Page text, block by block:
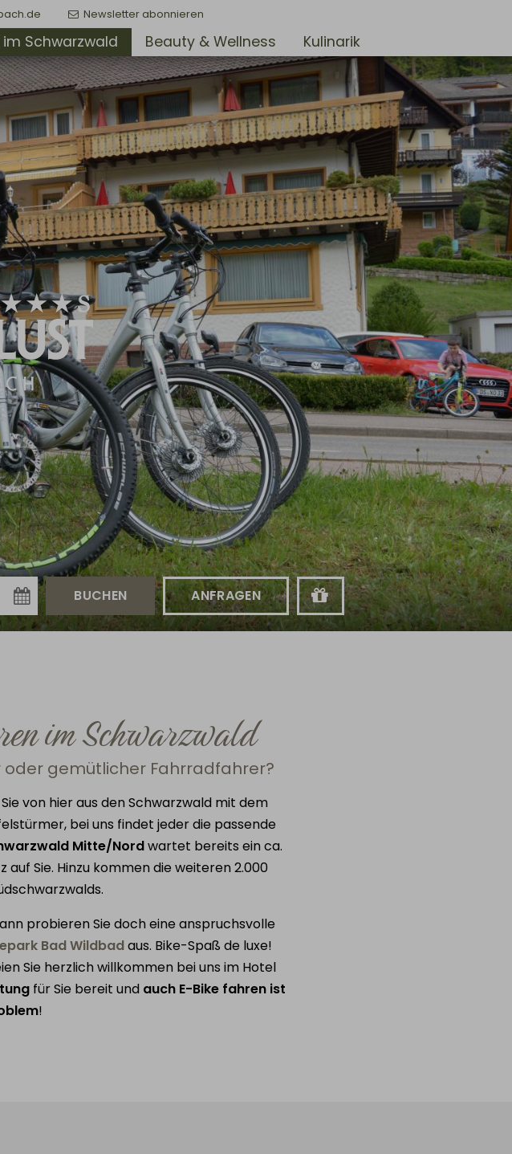
Newsletter abonnieren
Schwarzwald Beauty & Wellness Kulinarik
im Schwarzwald
gemütlicher Fahrradfahrer?
von hier aus den Schwarzwald mit dem
bei uns findet jeder die passende
Mitte/Nordwartet bereits ein ca.
Sie. Hinzu kommen die weiteren 2.000
probieren Sie doch eine anspruchsvolle
Bad Wildbadaus. Bike-Spaß de luxe!
Sie herzlich willkommen bei uns im Hotel
für Sie bereit und auch E-Bike fahren ist
!